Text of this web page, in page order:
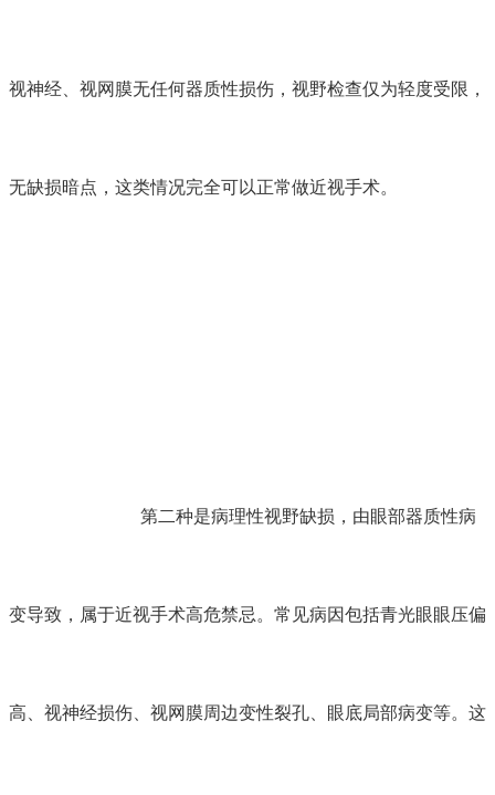
视神经、视网膜无任何器质性损伤，视野检查仅为轻度受限，
无缺损暗点，这类情况完全可以正常做近视手术。
第二种是病理性视野缺损，由眼部器质性病
变导致，属于近视手术高危禁忌。常见病因包括青光眼眼压偏
高、视神经损伤、视网膜周边变性裂孔、眼底局部病变等。这